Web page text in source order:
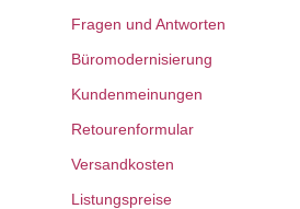
Fragen und Antworten
Büromodernisierung
Kundenmeinungen
Retourenformular
Versandkosten
Listungspreise